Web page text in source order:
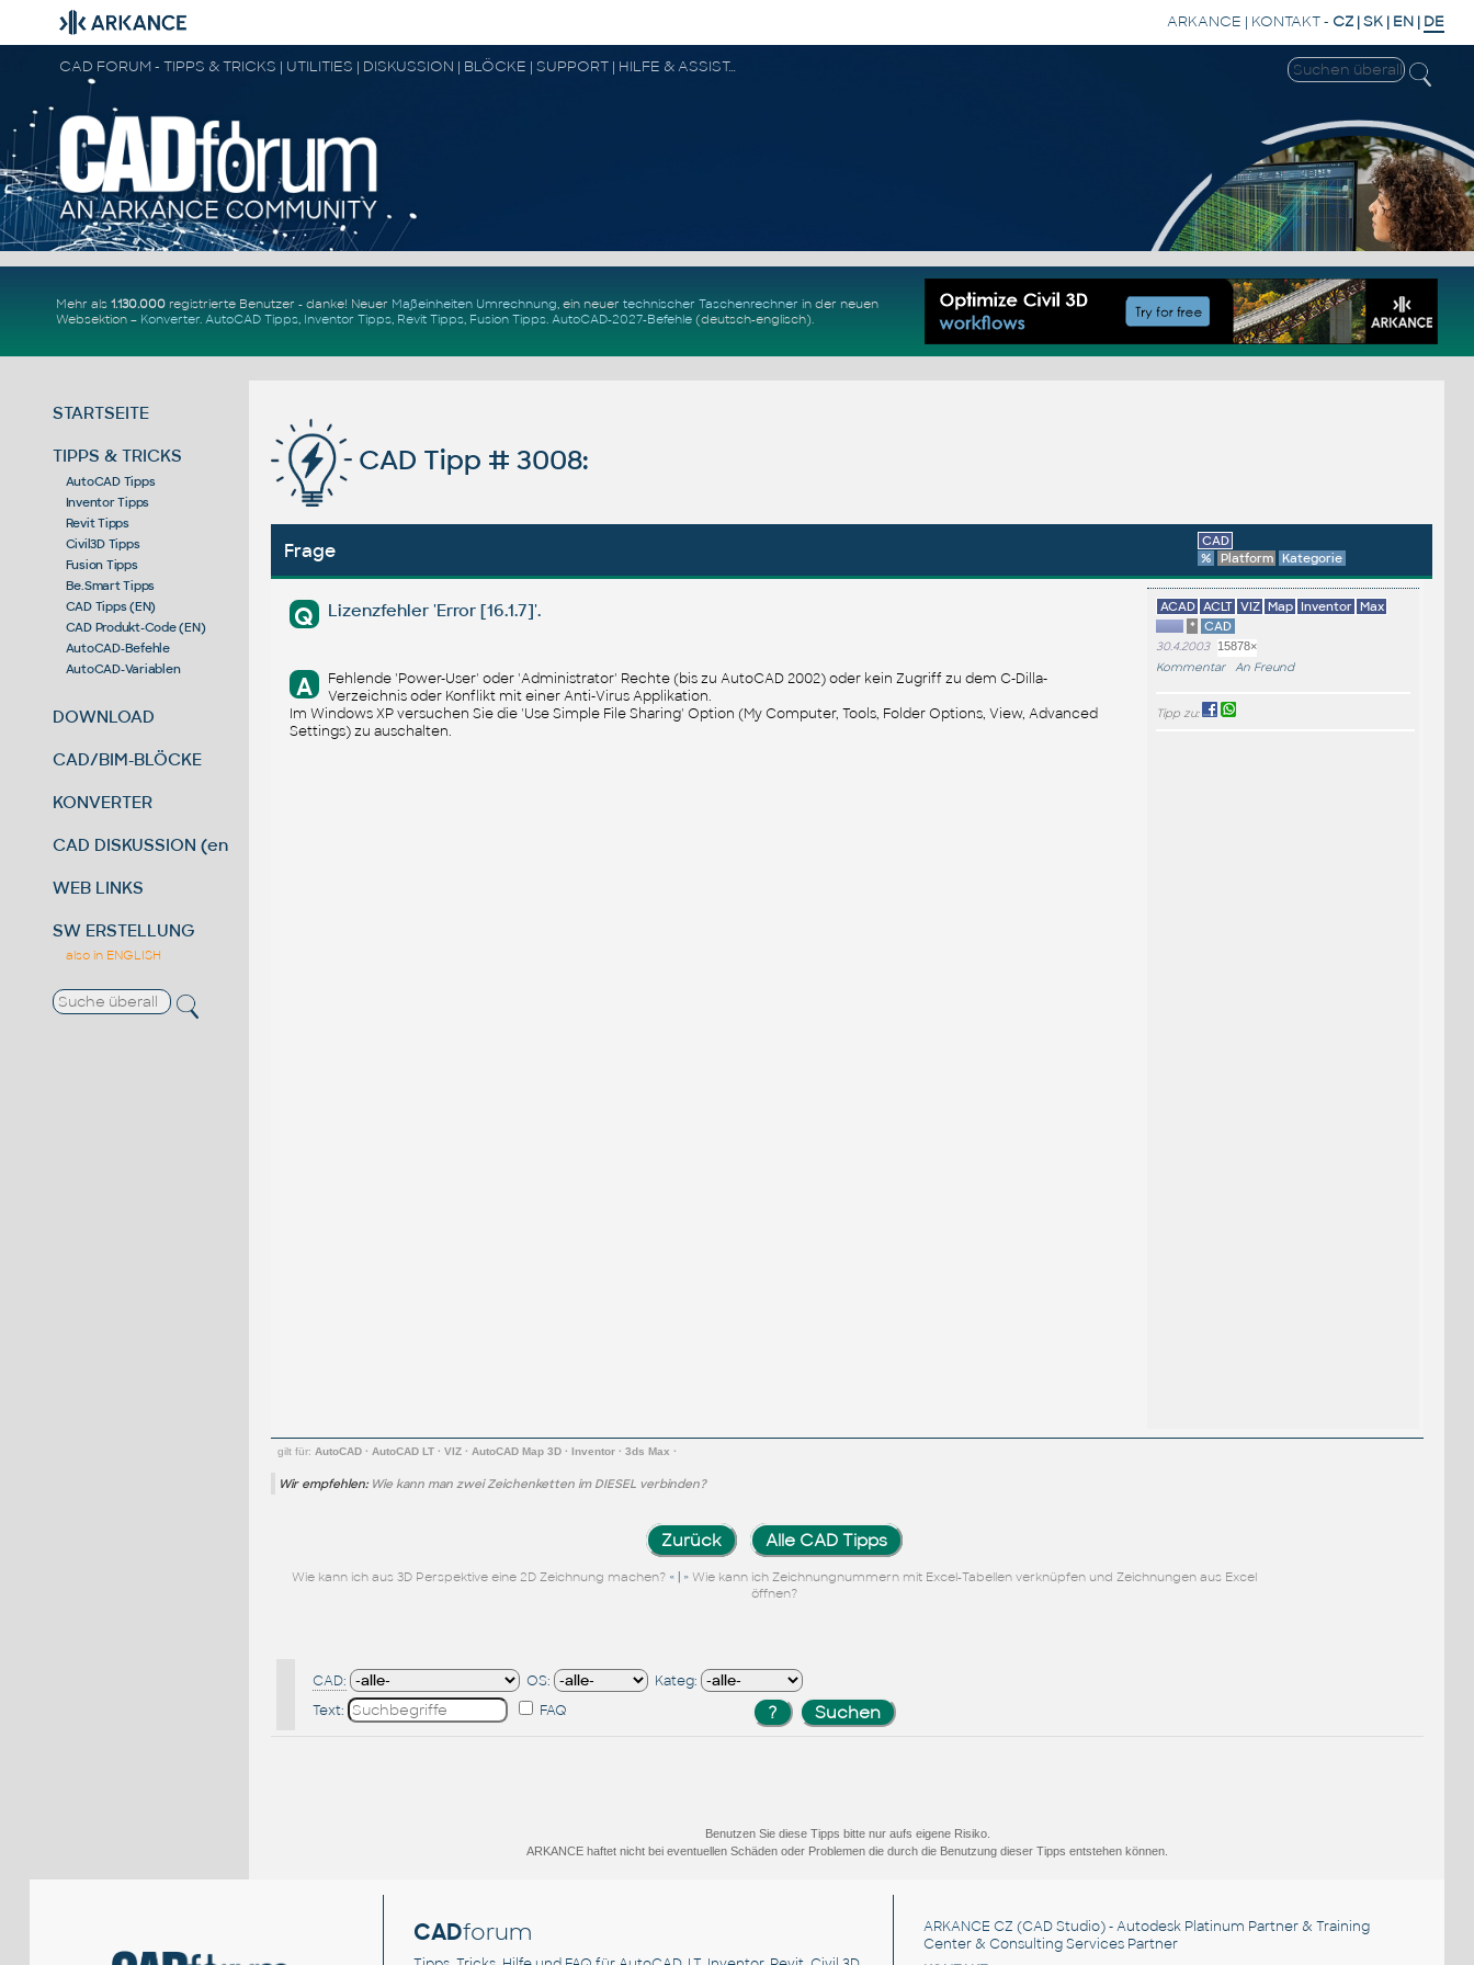
ARKANCE | KONTAKT- CZ |SK | EN | DE
CAD FORUM - TIPPS & TRICKS | UTILITIES | DISKUSSION | BLÖCKE | SUPPORT | HILFE & ASSISTANCE
Mehr als 1.130.000registrierte Benutzer - danke! Neuer Maßeinheiten Umrechnung, ein neuer technischer Taschenrechner in der neuen
Websektion – Konverter. AutoCAD Tipps, Inventor Tipps, Revit Tipps, Fusion Tipps. AutoCAD-2027-Befehle(deutsch-englisch).
STARTSEITE
TIPPS & TRICKS
AutoCAD Tipps
Inventor Tipps
Revit Tipps
Civil3D Tipps
Fusion Tipps
Be.Smart Tipps
CAD Tipps (EN)
CAD Produkt-Code (EN)
AutoCAD-Befehle
AutoCAD-Variablen
DOWNLOAD
CAD/BIM-BLÖCKE
KONVERTER
CAD DISKUSSION (en)
WEB LINKS
SW ERSTELLUNG
also in ENGLISH
CAD Tipp # 3008:
Frage
CAD
%
Platform Kategorie
Q Lizenzfehler 'Error [16.1.7]'.
A
Fehlende 'Power-User' oder 'Administrator' Rechte (bis zu AutoCAD 2002) oder kein Zugriff zu dem C-Dilla-
Verzeichnis oder Konflikt mit einer Anti-Virus Applikation.
Im Windows XP versuchen Sie die 'Use Simple File Sharing' Option (My Computer, Tools, Folder Options, View, Advanced
Settings) zu auschalten.
ACAD ACLT VIZ Map Inventor Max
*
CAD
30.4.2003 15878×
Kommentar An Freund
Tipp zu:
gilt für: AutoCAD· AutoCAD LT· VIZ· AutoCAD Map 3D· Inventor· 3ds Max ·
Wir empfehlen: Wie kann man zwei Zeichenketten im DIESEL verbinden?
Zurück Alle CAD Tipps
Wie kann ich aus 3D Perspektive eine 2D Zeichnung machen? « | »Wie kann ich Zeichnungnummern mit Excel-Tabellen verknüpfen und Zeichnungen aus Excel
öffnen?
CAD: OS:
Kateg:
Text:
FAQ
Benutzen Sie diese Tipps bitte nur aufs eigene Risiko.
ARKANCE haftet nicht bei eventuellen Schäden oder Problemen die durch die Benutzung dieser Tipps entstehen können.
CADforum ARKANCE CZ (CAD Studio) - Autodesk Platinum Partner & Training
Center & Consulting Services Partner